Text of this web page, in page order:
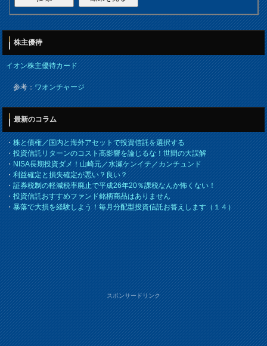
株主優待
イオン株主優待カード
参考：ワオンチャージ
最新のコラム
・株と債権／国内と海外アセットで投資信託を選択する
・投資信託リターンのコスト高影響を論じるな！世間の大誤解
・NISA長期投資ダメ！山崎元／水瀬ケンイチ／カンチュンド
・利益確定と損失確定が悪い？良い？
・証券税制の軽減税率廃止で平成26年20％課税なんか怖くない！
・投資信託おすすめファンド銘柄商品はありません
・暴落で大損を経験しよう！毎月分配型投資信託お答えします（１４）
スポンサードリンク